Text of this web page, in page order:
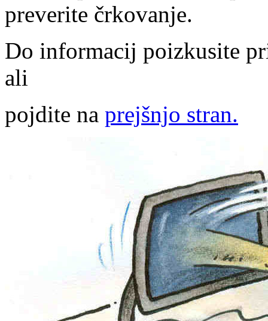
preverite črkovanje.
Do informacij poizkusite
ali
pojdite na prejšnjo stran.